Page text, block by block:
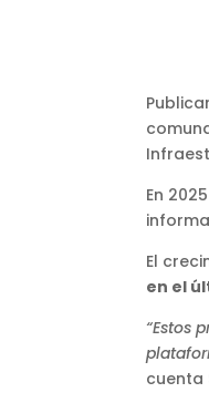
En
El
en el
“Estos
cuenta